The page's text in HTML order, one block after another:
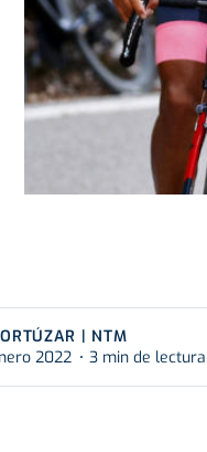
| NTM
2022
3 min de lectura